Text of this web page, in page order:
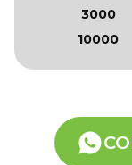
3000
10000